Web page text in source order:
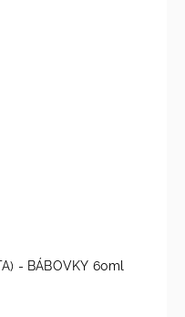
- BÁBOVKY 60ml